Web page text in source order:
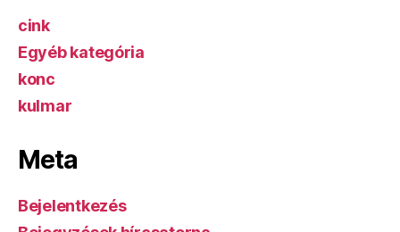
cink
Egyéb kategória
konc
kulmar
Meta
Bejelentkezés